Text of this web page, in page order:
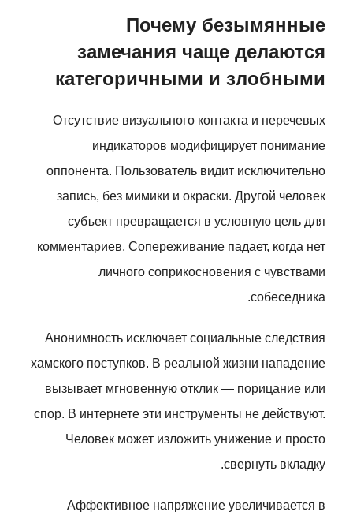
Почему безымянные
замечания чаще делаются
категоричными и злобными
Отсутствие визуального контакта и неречевых
индикаторов модифицирует понимание
оппонента. Пользователь видит исключительно
запись, без мимики и окраски. Другой человек
субъект превращается в условную цель для
комментариев. Сопереживание падает, когда нет
личного соприкосновения с чувствами
собеседника.
Анонимность исключает социальные следствия
хамского поступков. В реальной жизни нападение
вызывает мгновенную отклик — порицание или
спор. В интернете эти инструменты не действуют.
Человек может изложить унижение и просто
свернуть вкладку.
Аффективное напряжение увеличивается в